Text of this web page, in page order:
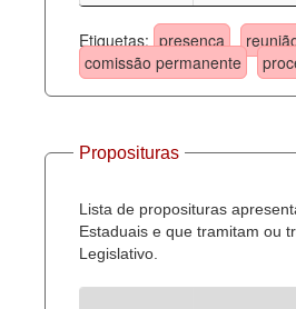
Etiquetas: presença
comissão permanente
Proposituras
Lista de proposituras
Estaduais e que tramitam ou
Legislativo.